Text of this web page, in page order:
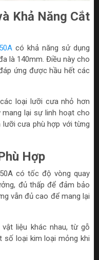
Khả Năng Cắt
có khả năng sử dụng
là 140mm. Điều này cho
ứng được hầu hết các
loại lưỡi cưa nhỏ hơn
lại sự linh hoạt cho
cưa phù hợp với từng
Hợp
có tốc độ vòng quay
đủ thấp để đảm bảo
vẫn đủ cao để mang lại
liệu khác nhau, từ gỗ
số loại kim loại mỏng khi